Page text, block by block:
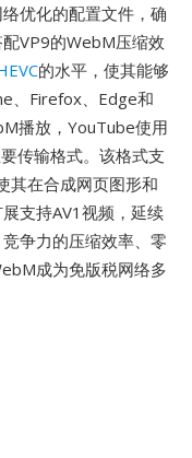
优化的配置文件，确
VP9的WebM压缩效
的水平，使其能够
、Firefox、Edge和
播放，YouTube使用
传输格式。该格式支
其在合成网页图形和
支持AV1视频，延续
争力的压缩效率、零
成为免版税网络多